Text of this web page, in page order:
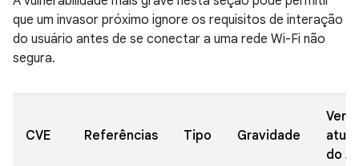
que um invasor próximo ignore os requisitos de interação
do usuário antes de se conectar a uma rede Wi-Fi não
segura.
CVE Referências Tipo Gravidade
do